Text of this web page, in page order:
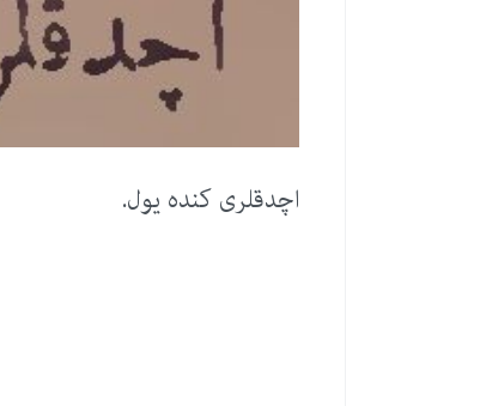
اچدقلری كنده یول.